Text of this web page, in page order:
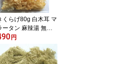
くらげ80g 白木耳 マ
ータン 麻辣湯 無農
耳 キクラゲ 食物繊
円